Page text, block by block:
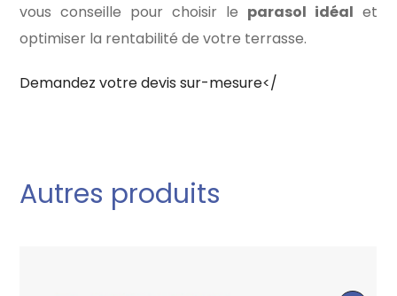
vous conseille pour choisir le parasol idéal et
optimiser la rentabilité de votre terrasse.
Demandez votre devis sur-mesure</
Autres produits